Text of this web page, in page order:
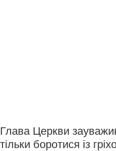
Глава Церкви
тільки боротися із